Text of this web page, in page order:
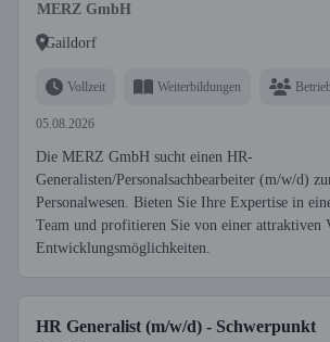
MERZ GmbH
Gaildorf
Vollzeit Weiterbildungen
05.08.2026
Die MERZ GmbH sucht einen HR-
Generalisten/Personalsachbearbeiter (m/w/d)
Personalwesen. Bieten Sie Ihre Expertise in
Team und profitieren Sie von einer attraktiven
Entwicklungsmöglichkeiten.
HR Generalist (m/w/d) - Schwerpunkt